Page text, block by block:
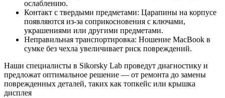
ослаблению.
Контакт с твердыми предметами: Царапины на корпусе
появляются из-за соприкосновения с ключами,
украшениями или другими предметами.
Неправильная транспортировка: Ношение MacBook в
сумке без чехла увеличивает риск повреждений.
Наши специалисты в Sikorsky Lab проведут диагностику и
предложат оптимальное решение — от ремонта до замены
поврежденных деталей, таких как топкейс или крышка
дисплея